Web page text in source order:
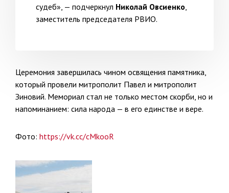
судеб», — подчеркнул Николай Овсиенко,
заместитель председателя РВИО.
Церемония завершилась чином освящения памятника,
который провели митрополит Павел и митрополит
Зиновий. Мемориал стал не только местом скорби, но и
напоминанием: сила народа — в его единстве и вере.
Фото: https://vk.cc/cMkooR